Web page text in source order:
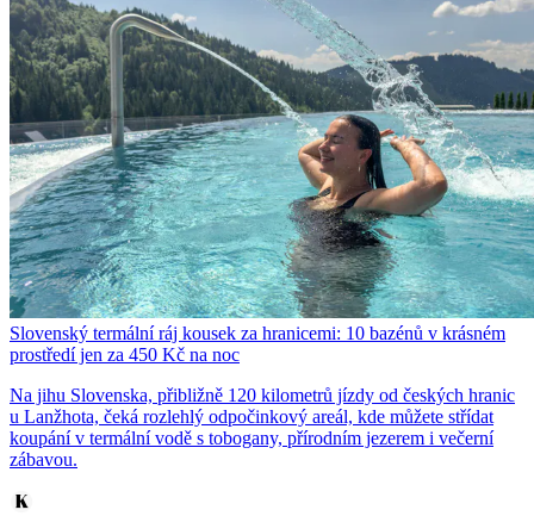
Slovenský termální ráj kousek za hranicemi: 10 bazénů v krásném
prostředí jen za 450 Kč na noc
Na jihu Slovenska, přibližně 120 kilometrů jízdy od českých hranic
u Lanžhota, čeká rozlehlý odpočinkový areál, kde můžete střídat
koupání v termální vodě s tobogany, přírodním jezerem i večerní
zábavou.